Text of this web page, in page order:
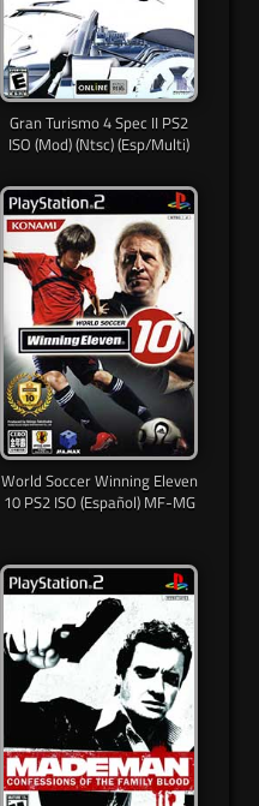
Gran Turismo 4 Spec II PS2
ISO (Mod) (Ntsc) (Esp/Multi)
World Soccer Winning Eleven
10 PS2 ISO (Español) MF-MG